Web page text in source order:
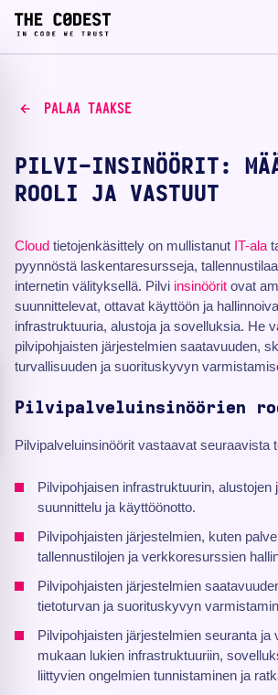
PALAA TAAKSE
PILVI-INSINÖÖRIT:
ROOLI JA VASTUUT
Cloud tietojenkäsittely on mullistanut IT-ala
pyynnöstä laskentaresursseja,
internetin välityksellä. Pilvi insinöörit ovat
suunnittelevat, ottavat käyttöön ja
infrastruktuuria, alustoja ja sovelluksia. He
pilvipohjaisten järjestelmien saatavuuden,
turvallisuuden ja suorituskyvyn
Pilvipalveluinsinöörien
Pilvipalveluinsinöörit vastaavat seuraavista
Pilvipohjaisen infrastruktuurin, alustojen
suunnittelu ja käyttöönotto.
Pilvipohjaisten järjestelmien, kuten
tallennustilojen ja verkkoresurssien
Pilvipohjaisten järjestelmien
tietoturvan ja suorituskyvyn
Pilvipohjaisten järjestelmien seuranta ja
mukaan lukien infrastruktuuriin,
liittyvien ongelmien tunnistaminen ja